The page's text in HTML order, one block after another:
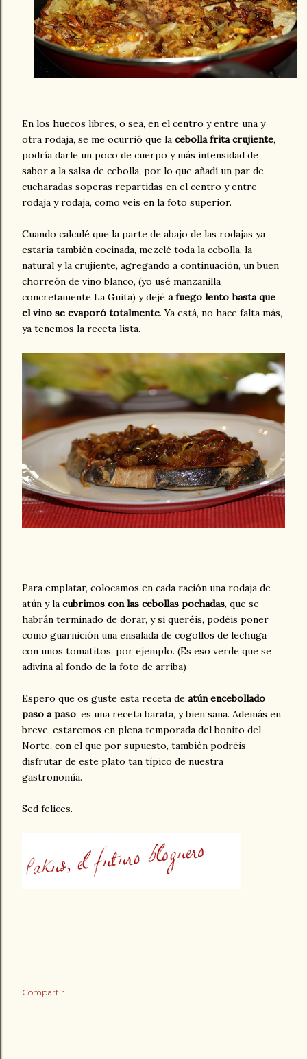
En los huecos libres, o sea, en el centro y entre una y
otra rodaja, se me ocurrió que la cebolla frita crujiente,
podría darle un poco de cuerpo y más intensidad de
sabor a la salsa de cebolla, por lo que añadí un par de
cucharadas soperas repartidas en el centro y entre
rodaja y rodaja, como veis en la foto superior.
Cuando calculé que la parte de abajo de las rodajas ya
estaría también cocinada, mezclé toda la cebolla, la
natural y la crujiente, agregando a continuación, un buen
chorreón de vino blanco, (yo usé manzanilla
concretamente La Guita) y dejé a fuego lento hasta que
el vino se evaporó totalmente. Ya está, no hace falta más,
ya tenemos la receta lista.
Para emplatar, colocamos en cada ración una rodaja de
atún y la cubrimos con las cebollas pochadas, que se
habrán terminado de dorar, y si queréis, podéis poner
como guarnición una ensalada de cogollos de lechuga
con unos tomatitos, por ejemplo. (Es eso verde que se
adivina al fondo de la foto de arriba)
Espero que os guste esta receta de atún encebollado
paso a paso, es una receta barata, y bien sana. Además en
breve, estaremos en plena temporada del bonito del
Norte, con el que por supuesto, también podréis
disfrutar de este plato tan típico de nuestra
gastronomía.
Sed felices.
Compartir